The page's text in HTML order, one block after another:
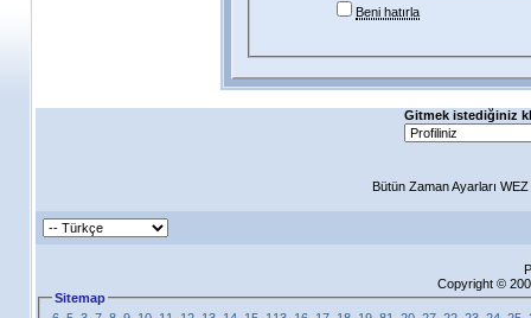
Beni hatırla
Gitmek istediğiniz
Bütün Zaman Ayarları
Copyright ©
Sitemap